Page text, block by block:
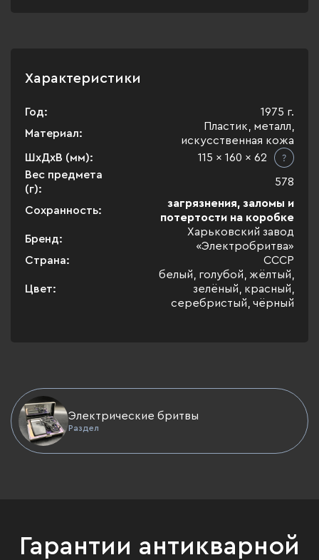
Характеристики
Год:
1975 г.
Материал:
Пластик, металл,
искусственная кожа
ШхДхВ (мм):
115 x 160 x 62
Вес предмета
(г):
578
Сохранность:
загрязнения, заломы и
потертости на коробке
Бренд:
Харьковский завод
«Электробритва»
Страна:
СССР
Цвет:
белый, голубой, жёлтый,
зелёный, красный,
серебристый, чёрный
Электрические бритвы
Раздел
Гарантии антикварной